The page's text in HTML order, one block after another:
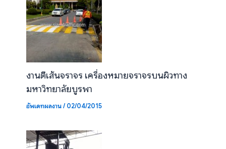
งานตีเส้นจราจร เครื่องหมายจราจรบนผิวทาง
มหาวิทยาลัยบูรพา
อัพเดทผลงาน/02/04/2015